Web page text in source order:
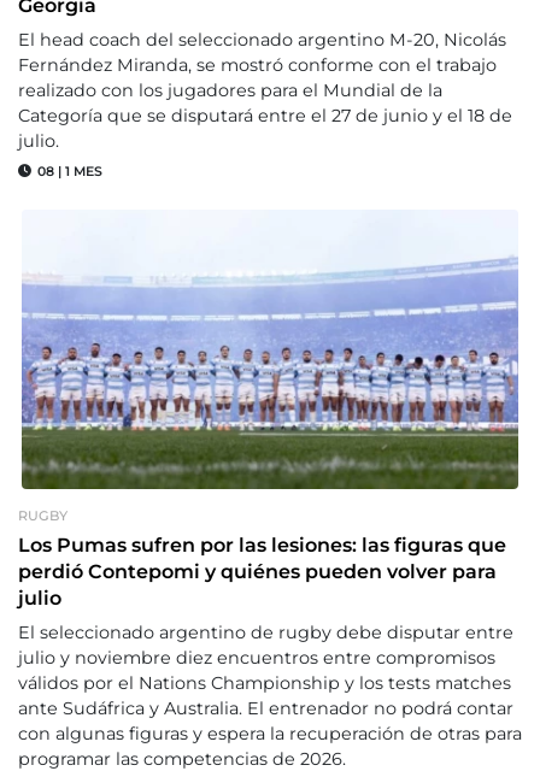
Georgia
El head coach del seleccionado argentino M-20, Nicolás
Fernández Miranda, se mostró conforme con el trabajo
realizado con los jugadores para el Mundial de la
Categoría que se disputará entre el 27 de junio y el 18 de
julio.
08 | 1 MES
RUGBY
Los Pumas sufren por las lesiones: las figuras que
perdió Contepomi y quiénes pueden volver para
julio
El seleccionado argentino de rugby debe disputar entre
julio y noviembre diez encuentros entre compromisos
válidos por el Nations Championship y los tests matches
ante Sudáfrica y Australia. El entrenador no podrá contar
con algunas figuras y espera la recuperación de otras para
programar las competencias de 2026.